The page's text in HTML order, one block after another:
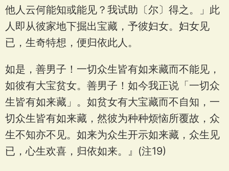
他人云何能知或能见？我试助〔尔〕得之。」此
人即从彼家地下掘出宝藏，予彼妇女。妇女见
已，生奇特想，便归依此人。
如是，善男子！一切众生皆有如来藏而不能见，
如彼有大宝贫女。善男子！如今我正说「一切众
生皆有如来藏」。如贫女有大宝藏而不自知，一
切众生皆有如来藏，然彼为种种烦恼所覆故，众
生不知亦不见。如来为众生开示如来藏，众生见
已，心生欢喜，归依如来。』(注19)